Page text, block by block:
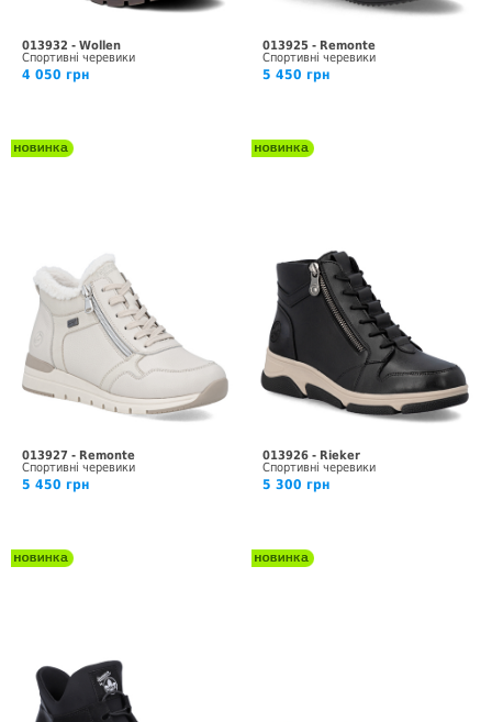
013932 - Wollen
Спортивні черевики
4 050 грн
013925 - Remonte
Спортивні черевики
5 450 грн
013927 - Remonte
Спортивні черевики
5 450 грн
013926 - Rieker
Спортивні черевики
5 300 грн